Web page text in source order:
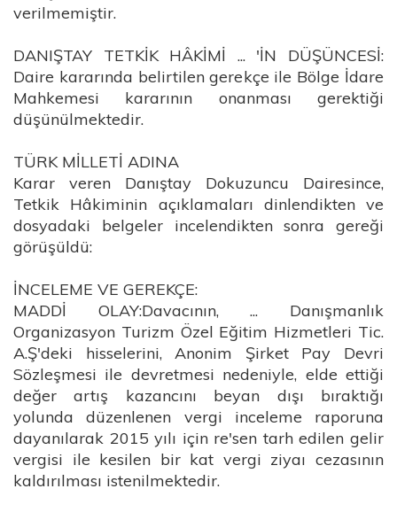
verilmemiştir.
DANIŞTAY TETKİK HÂKİMİ ... 'İN DÜŞÜNCESİ:
Daire kararında belirtilen gerekçe ile Bölge İdare
Mahkemesi kararının onanması gerektiği
düşünülmektedir.
TÜRK MİLLETİ ADINA
Karar veren Danıştay Dokuzuncu Dairesince,
Tetkik Hâkiminin açıklamaları dinlendikten ve
dosyadaki belgeler incelendikten sonra gereği
görüşüldü:
İNCELEME VE GEREKÇE:
MADDİ OLAY:Davacının, ... Danışmanlık
Organizasyon Turizm Özel Eğitim Hizmetleri Tic.
A.Ş'deki hisselerini, Anonim Şirket Pay Devri
Sözleşmesi ile devretmesi nedeniyle, elde ettiği
değer artış kazancını beyan dışı bıraktığı
yolunda düzenlenen vergi inceleme raporuna
dayanılarak 2015 yılı için re'sen tarh edilen gelir
vergisi ile kesilen bir kat vergi ziyaı cezasının
kaldırılması istenilmektedir.